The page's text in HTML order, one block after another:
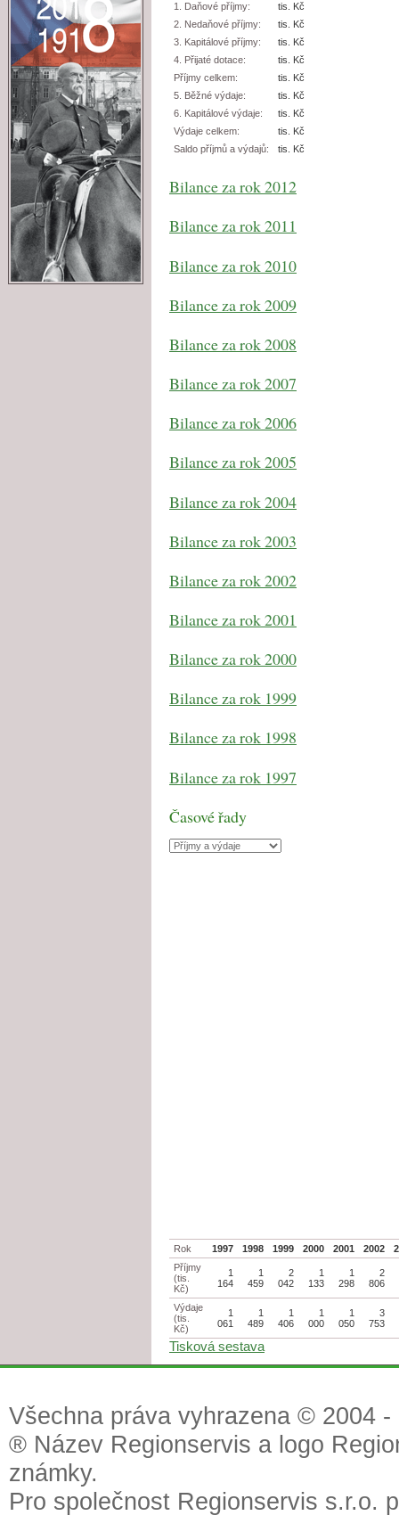
1. Daňové příjmy:
tis. Kč
2. Nedaňové příjmy:
tis. Kč
3. Kapitálové příjmy:
tis. Kč
4. Přijaté dotace:
tis. Kč
Příjmy celkem:
tis. Kč
5. Běžné výdaje:
tis. Kč
6. Kapitálové výdaje:
tis. Kč
Výdaje celkem:
tis. Kč
Saldo příjmů a výdajů:
tis. Kč
Bilance za rok 2012
Bilance za rok 2011
Bilance za rok 2010
Bilance za rok 2009
Bilance za rok 2008
Bilance za rok 2007
Bilance za rok 2006
Bilance za rok 2005
Bilance za rok 2004
Bilance za rok 2003
Bilance za rok 2002
Bilance za rok 2001
Bilance za rok 2000
Bilance za rok 1999
Bilance za rok 1998
Bilance za rok 1997
Časové řady
Rok 1997 1998 1999 2000 2001 2002
Příjmy
(tis.
Kč)
1
164
1
459
2
042
1
133
1
298
2
806
Výdaje
(tis.
Kč)
1
061
1
489
1
406
1
000
1
050
3
753
Tisková sestava
Všechna práva vyhrazena © 2004
® Název Regionservis a logo
známky.
Pro společnost Regionservis s.r.o.